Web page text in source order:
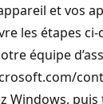
et vos
les étapes
équipe
Windows,